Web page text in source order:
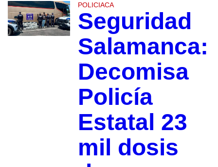
POLICIACA
Seguridad
Salamanca:
Decomisa
Policía
Estatal 23
mil dosis